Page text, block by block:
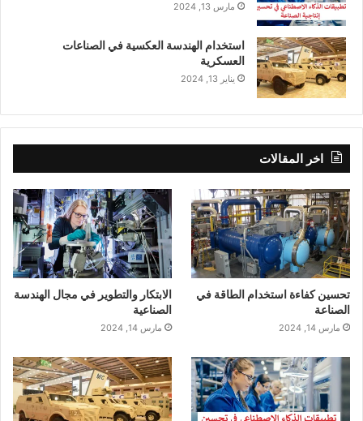
مارس 13, 2024
استخدام الهندسة العكسية في الصناعات
العسكرية
يناير 13, 2024
اخر المقالات
تحسين كفاءة استخدام الطاقة في
الصناعة
مارس 14, 2024
الابتكار والتطوير في مجال الهندسة
الصناعية
مارس 14, 2024